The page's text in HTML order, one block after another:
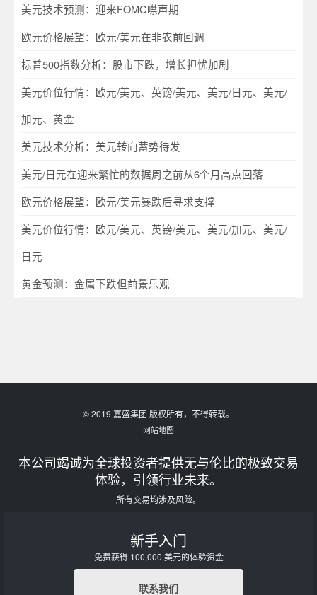
美元技术预测：迎来FOMC噤声期
欧元价格展望：欧元/美元在非农前回调
标普500指数分析：股市下跌，增长担忧加剧
美元价位行情：欧元/美元、英镑/美元、美元/日元、美元/
加元、黄金
美元技术分析：美元转向蓄势待发
美元/日元在迎来繁忙的数据周之前从6个月高点回落
欧元价格展望：欧元/美元暴跌后寻求支撑
美元价位行情：欧元/美元、英镑/美元、美元/加元、美元/
日元
黄金预测：金属下跌但前景乐观
© 2019 嘉盛集团 版权所有，不得转载。
网站地图
本公司竭诚为全球投资者提供无与伦比的极致交易
体验，引领行业未来。
所有交易均涉及风险。
新手入门
免费获得 100,000 美元的体验资金
联系我们